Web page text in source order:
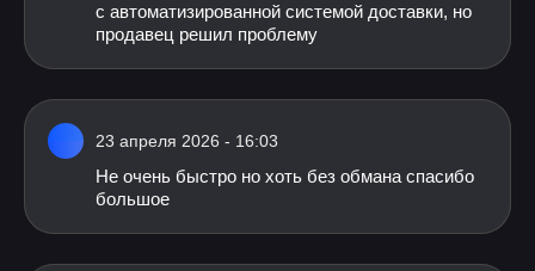
с автоматизированной системой доставки, но
продавец решил проблему
23 апреля 2026 - 16:03
Не очень быстро но хоть без обмана спасибо
большое